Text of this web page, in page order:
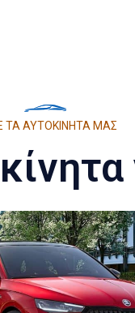
ΤΑ ΑΥΤΟΚΊΝΗΤΑ ΜΑΣ